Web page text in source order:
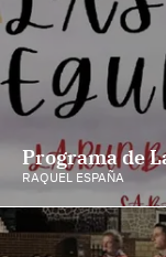
Programa de
RAQUEL ESPAÑA